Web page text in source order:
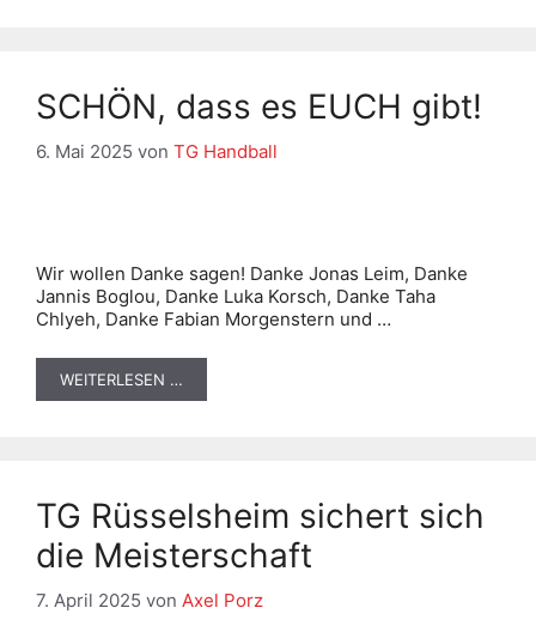
SCHÖN, dass es EUCH gibt!
6. Mai 2025 von TG Handball
Wir wollen Danke sagen! Danke Jonas Leim, Danke
Jannis Boglou, Danke Luka Korsch, Danke Taha
Chlyeh, Danke Fabian Morgenstern und …
WEITERLESEN …
TG Rüsselsheim sichert sich
die Meisterschaft
7. April 2025 von Axel Porz